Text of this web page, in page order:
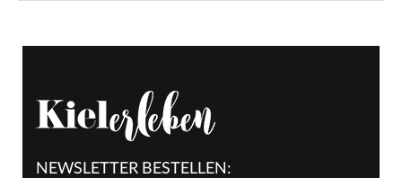
NEWSLETTER BESTELLEN: